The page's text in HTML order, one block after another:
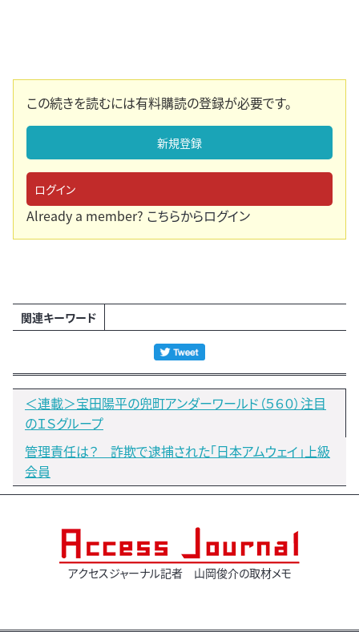
この続きを読むには有料購読の登録が必要です。
新規登録
ログイン
Already a member? こちらからログイン
関連キーワード
＜連載＞宝田陽平の兜町アンダーワールド（５６０）注目
のＩＳグループ
管理責任は？ 詐欺で逮捕された「日本アムウェイ」上級
会員
アクセスジャーナル記者 山岡俊介の取材メモ